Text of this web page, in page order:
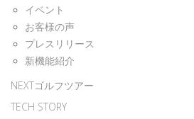
イベント
お客様の声
プレスリリース
新機能紹介
NEXTゴルフツアー
TECH STORY